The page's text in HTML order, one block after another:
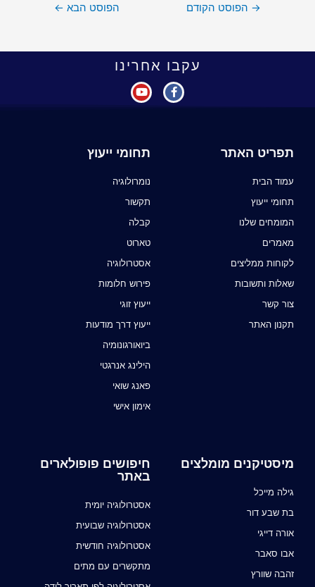
→ הפוסט הקודם הפוסט הבא ←
עקבו אחרינו
תפריט האתר
עמוד הבית
תחומי ייעוץ
המומחים שלנו
מאמרים
לקוחות ממליצים
שאלות ותשובות
צור קשר
תקנון האתר
תחומי ייעוץ
נומרולוגיה
תקשור
קבלה
טארוט
אסטרולוגיה
פירוש חלומות
ייעוץ זוגי
ייעוץ דרך מודעות
ביואורגונומיה
הילינג אנרגטי
פאנג שואי
אימון אישי
מיסטיקנים מומלצים
גילה מייכל
בת שבע דור
אורה דייגי
אבו סאבר
זהבה שוורץ
חיפושים פופולארים
באתר
אסטרולוגיה יומית
אסטרולוגיה שבועית
אסטרולוגיה חודשית
מתקשרים עם מתים